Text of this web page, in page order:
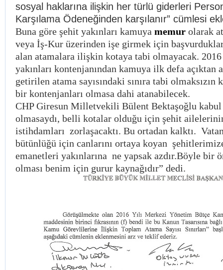
sosyal haklarına ilişkin her türlü giderleri
Karşılama Ödeneğinden karşılanır” cümlesi
Buna göre şehit yakınları kamuya memur olarak
veya İş-Kur üzerinden işe girmek için
alan atamalara ilişkin kotaya tabi olmayacak. 2016
yakınları kontenjanından kamuya ilk defa açıktan
getirilen atama sayısındaki sınıra tabi
bir kontenjanları olmasa dahi atanabilecek.
CHP Giresun Milletvekili Bülent Bektaşoğlu kabul
olmasaydı, belli kotalar olduğu için şehit
istihdamları zorlaşacaktı. Bu ortadan kalktı.
bütünlüğü için canlarını ortaya koyan
emanetleri yakınlarına ne yapsak azdır.Böyle bir
olması benim için gurur kaynağıdır” dedi.